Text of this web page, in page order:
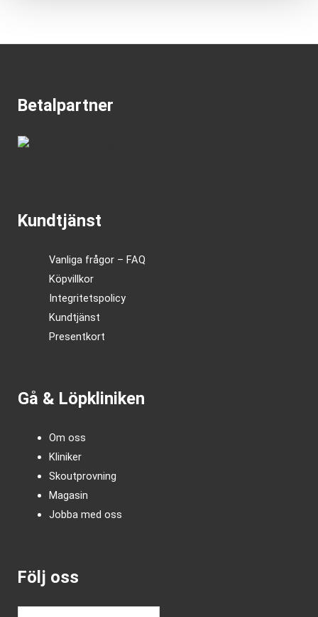
Betalpartner
Kundtjänst
Vanliga frågor – FAQ
Köpvillkor
Integritetspolicy
Kundtjänst
Presentkort
Gå & Löpkliniken
Om oss
Kliniker
Skoutprovning
Magasin
Jobba med oss
Följ oss